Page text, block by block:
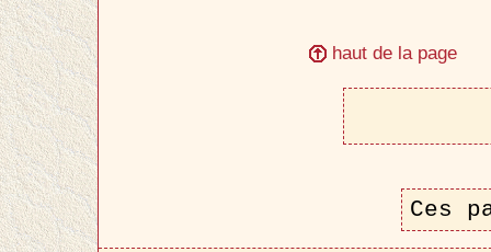
haut de la page
Ces